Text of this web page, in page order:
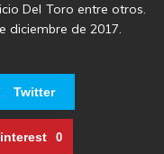
Del Toro entre otros.
diciembre de 2017.
Twitter
0